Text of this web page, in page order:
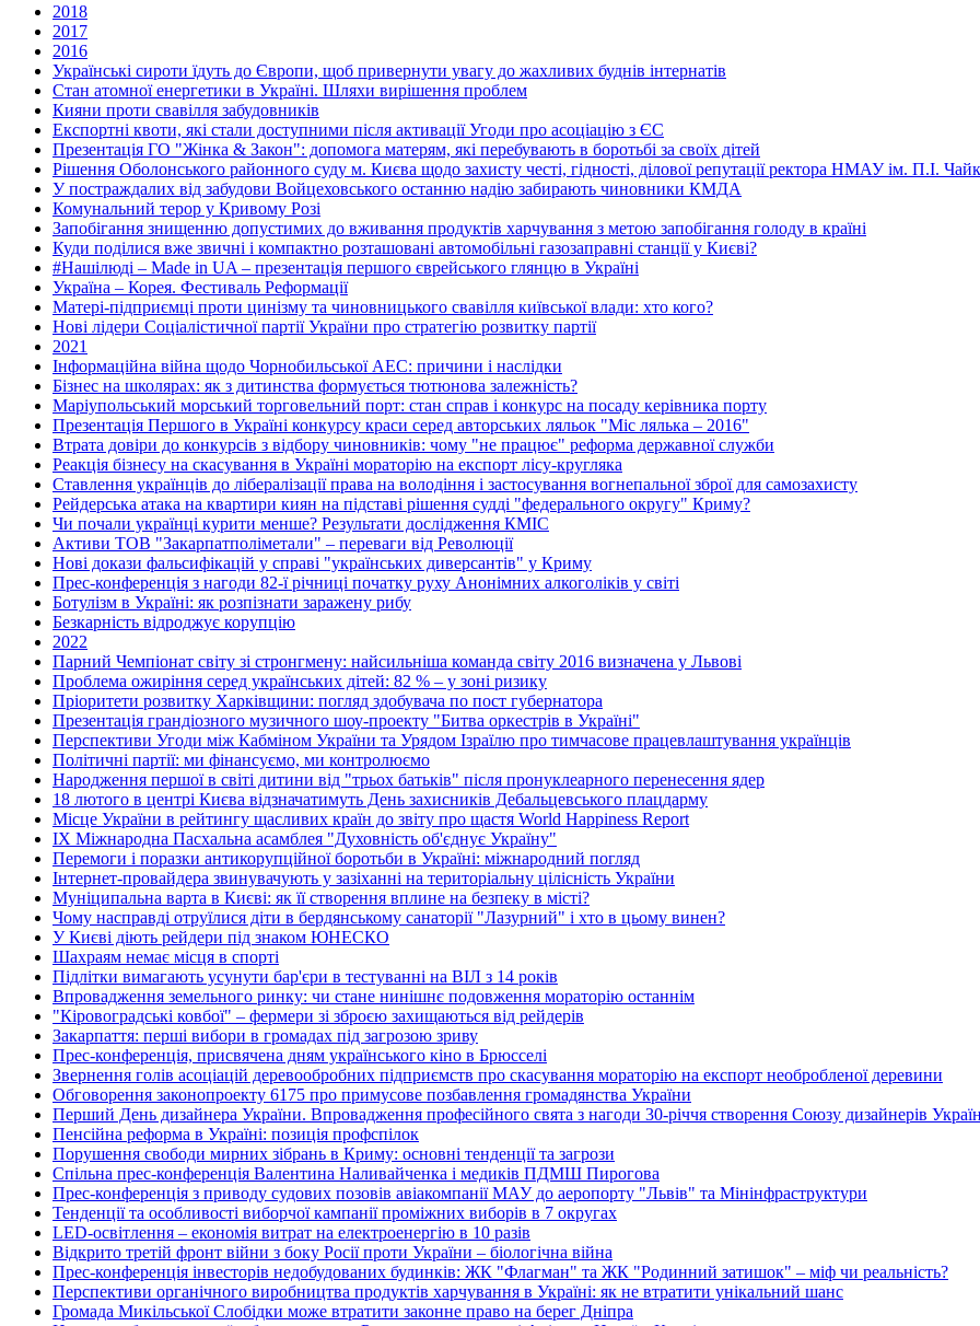
2018
2017
2016
Українські сироти їдуть до Європи, щоб привернути увагу до жахливих буднів інтернатів
Стан атомної енергетики в Україні. Шляхи вирішення проблем
Кияни проти свавілля забудовників
Експортні квоти, які стали доступними після активації Угоди про асоціацію з ЄС
Презентація ГО "Жінка & Закон": допомога матерям, які перебувають в боротьбі за своїх дітей
Рішення Оболонського районного суду м. Києва щодо захисту честі, гідності, ділової репутації ректора НМАУ ім. П.І.
У постраждалих від забудови Войцеховського останню надію забирають чиновники КМДА
Комунальний терор у Кривому Розі
Запобігання знищенню допустимих до вживання продуктів харчування з метою запобігання голоду в країні
Куди поділися вже звичні і компактно розташовані автомобільні газозаправні станції у Києві?
#Нашілюді – Made in UA – презентація першого єврейського глянцю в Україні
Україна – Корея. Фестиваль Реформації
Матері-підприємці проти цинізму та чиновницького свавілля київської влади: хто кого?
Нові лідери Соціалістичної партії України про стратегію розвитку партії
2021
Інформаційна війна щодо Чорнобильської АЕС: причини і наслідки
Бізнес на школярах: як з дитинства формується тютюнова залежність?
Маріупольський морський торговельний порт: стан справ і конкурс на посаду керівника порту
Презентація Першого в Україні конкурсу краси серед авторських ляльок "Міс лялька – 2016"
Втрата довіри до конкурсів з відбору чиновників: чому "не працює" реформа державної служби
Реакція бізнесу на скасування в Україні мораторію на експорт лісу-кругляка
Ставлення українців до лібералізації права на володіння і застосування вогнепальної зброї для самозахисту
Рейдерська атака на квартири киян на підставі рішення судді "федерального округу" Криму?
Чи почали українці курити менше? Результати дослідження КМІС
Активи ТОВ "Закарпатполіметали" – переваги від Революції
Нові докази фальсифікацій у справі "українських диверсантів" у Криму
Прес-конференція з нагоди 82-ї річниці початку руху Анонімних алкоголіків у світі
Ботулізм в Україні: як розпізнати заражену рибу
Безкарність відроджує корупцію
2022
Парний Чемпіонат світу зі стронгмену: найсильніша команда світу 2016 визначена у Львові
Проблема ожиріння серед українських дітей: 82 % – у зоні ризику
Пріоритети розвитку Харківщини: погляд здобувача по пост губернатора
Презентація грандіозного музичного шоу-проекту "Битва оркестрів в Україні"
Перспективи Угоди між Кабміном України та Урядом Ізраїлю про тимчасове працевлаштування українців
Політичні партії: ми фінансуємо, ми контролюємо
Народження першої в світі дитини від "трьох батьків" після пронуклеарного перенесення ядер
18 лютого в центрі Києва відзначатимуть День захисників Дебальцевського плацдарму
Місце України в рейтингу щасливих країн до звіту про щастя World Happiness Report
ІХ Міжнародна Пасхальна асамблея "Духовність об'єднує Україну"
Перемоги і поразки антикорупційної боротьби в Україні: міжнародний погляд
Інтернет-провайдера звинувачують у зазіханні на територіальну цілісність України
Муніципальна варта в Києві: як її створення вплине на безпеку в місті?
Чому насправді отруїлися діти в бердянському санаторії "Лазурний" і хто в цьому винен?
У Києві діють рейдери під знаком ЮНЕСКО
Шахраям немає місця в спорті
Підлітки вимагають усунути бар'єри в тестуванні на ВІЛ з 14 років
Впровадження земельного ринку: чи стане нинішнє подовження мораторію останнім
"Кіровоградські ковбої" – фермери зі зброєю захищаються від рейдерів
Закарпаття: перші вибори в громадах під загрозою зриву
Прес-конференція, присвячена дням українського кіно в Брюсселі
Звернення голів асоціацій деревообробних підприємств про скасування мораторію на експорт необробленої деревини
Обговорення законопроекту 6175 про примусове позбавлення громадянства України
Перший День дизайнера України. Впровадження професійного свята з нагоди 30-річчя створення Союзу дизайнерів
Пенсійна реформа в Україні: позиція профспілок
Порушення свободи мирних зібрань в Криму: основні тенденції та загрози
Спільна прес-конференція Валентина Наливайченка і медиків ПДМШ Пирогова
Прес-конференція з приводу судових позовів авіакомпанії МАУ до аеропорту "Львів" та Мінінфраструктури
Тенденції та особливості виборчої кампанії проміжних виборів в 7 округах
LED-освітлення – економія витрат на електроенергію в 10 разів
Відкрито третій фронт війни з боку Росії проти України – біологічна війна
Прес-конференція інвесторів недобудованих будинків: ЖК "Флагман" та ЖК "Родинний затишок" – міф чи реальність?
Перспективи органічного виробництва продуктів харчування в Україні: як не втратити унікальний шанс
Громада Микільської Слобідки може втратити законне право на берег Дніпра